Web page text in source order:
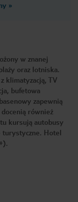
»
w znanej
oraz lotniska.
klimatyzacją, TV
bufetowa
zapewnią
również
kursują autobusy
turystyczne. Hotel